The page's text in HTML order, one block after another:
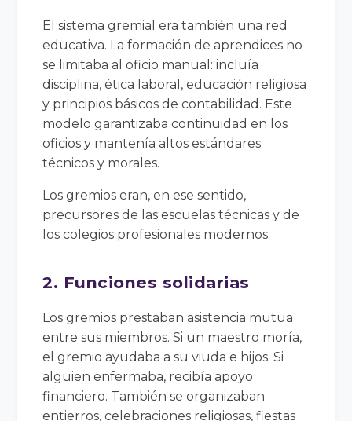
El sistema gremial era también una red
educativa. La formación de aprendices no
se limitaba al oficio manual: incluía
disciplina, ética laboral, educación religiosa
y principios básicos de contabilidad. Este
modelo garantizaba continuidad en los
oficios y mantenía altos estándares
técnicos y morales.
Los gremios eran, en ese sentido,
precursores de las escuelas técnicas y de
los colegios profesionales modernos.
2. Funciones solidarias
Los gremios prestaban asistencia mutua
entre sus miembros. Si un maestro moría,
el gremio ayudaba a su viuda e hijos. Si
alguien enfermaba, recibía apoyo
financiero. También se organizaban
entierros, celebraciones religiosas, fiestas